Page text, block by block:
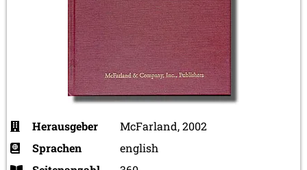
Herausgeber
McFarland, 2002
Sprachen
english